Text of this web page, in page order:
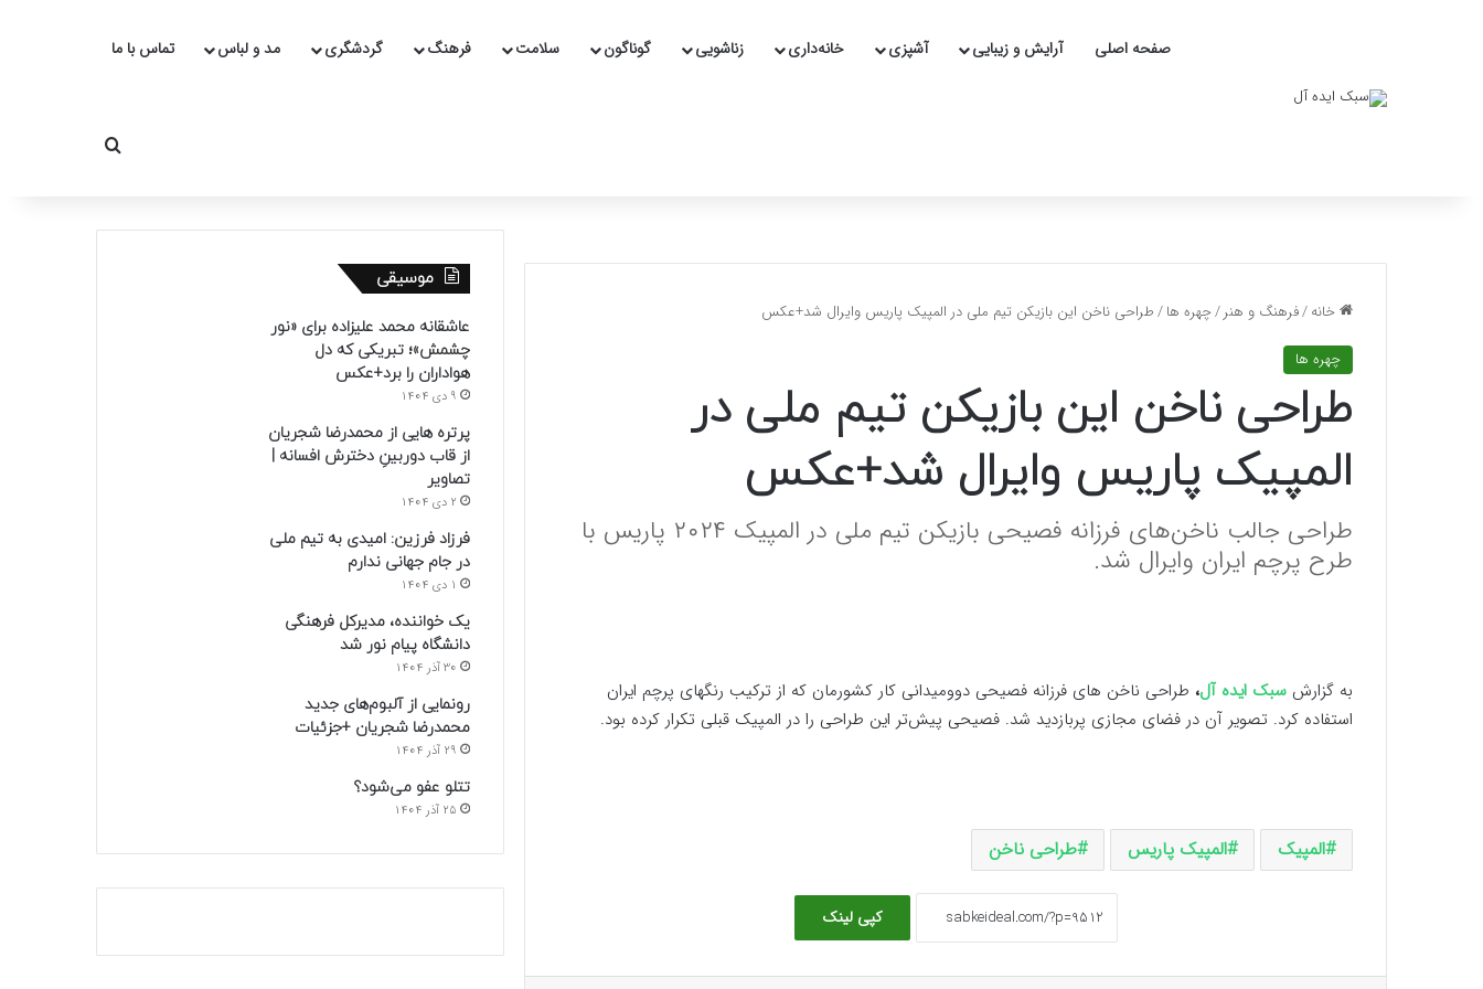
صفحه اصلی آرایش و زیبایی آشپزی خانه‌داری زناشویی گوناگون سلامت فرهنگ گردشگری مد و لباس تماس با ما
جستجو برای
خانه/فرهنگ و هنر/چهره ها/طراحی ناخن این بازیکن تیم ملی در المپیک پاریس وایرال شد+عکس
چهره ها
طراحی ناخن این بازیکن تیم ملی در
المپیک پاریس وایرال شد+عکس
طراحی جالب ناخن‌های فرزانه فصیحی بازیکن تیم ملی در المپیک ۲۰۲۴ پاریس با
طرح پرچم ایران وایرال شد.
به گزارش سبک ایده آل، طراحی ناخن های فرزانه فصیحی دوومیدانی کار کشورمان که از ترکیب رنگهای پرچم ایران
استفاده کرد. تصویر آن در فضای مجازی پربازدید شد. فصیحی پیش‌تر این طراحی را در المپیک قبلی تکرار کرده بود.
المپیک المپیک پاریس طراحی ناخن
کپی لینک
موسیقی
عاشقانه محمد علیزاده برای «نور
چشمش»؛ تبریکی که دل
هواداران را برد+عکس
9 دی 1404
پرتره هایی از محمدرضا شجریان
از قاب دوربینِ دخترش افسانه |
تصاویر
2 دی 1404
فرزاد فرزین: امیدی به تیم ملی
در جام جهانی ندارم
1 دی 1404
یک خواننده، مدیرکل فرهنگی
دانشگاه پیام نور شد
30 آذر 1404
رونمایی از آلبوم‌های جدید
محمدرضا شجریان +جزئیات
29 آذر 1404
تتلو عفو می‌شود؟
25 آذر 1404